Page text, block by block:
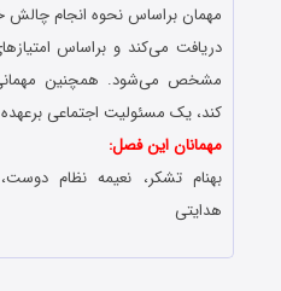
مهمان براساس نحوه انجام چالش
دریافت می‌کند و براساس
مشخص می‌شود. همچنین مهمانی
کند، یک مسئولیت اجتماعی
مهمانان این فصل:
بهنام تشکر، نعیمه نظام
هدایتی